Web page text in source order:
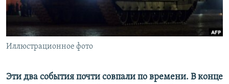
ПОБЕДИТЕЛЕЙ НЕ СУДЯТ?
КРЫМ.НЕПОКОРЕННЫЙ
ELIFBE
ПРИСОЕДИНЯЙТЕСЬ!
Все сайты RFE/RL
Иллюстрационное фото
Эти два события почти совпали по времени. В конце